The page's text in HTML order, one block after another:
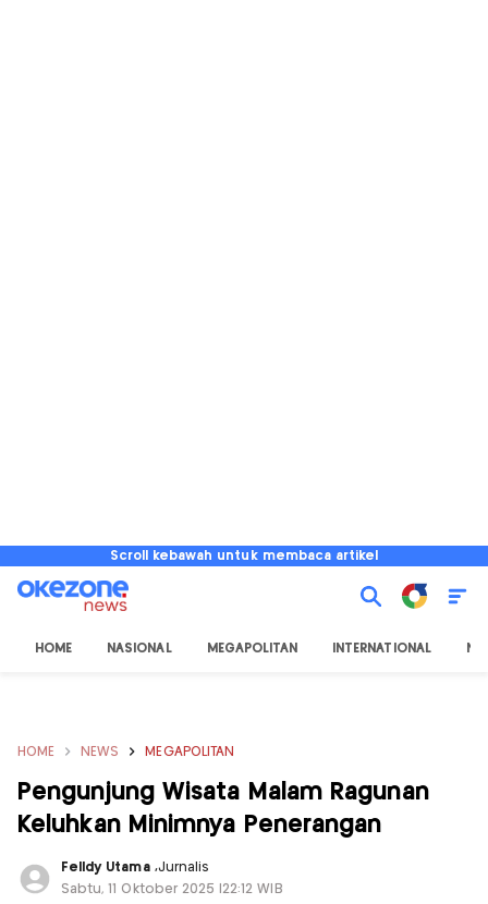
Scroll kebawah untuk membaca artikel
HOME NASIONAL MEGAPOLITAN INTERNATIONAL
HOME NEWS MEGAPOLITAN
Pengunjung Wisata Malam Ragunan
Keluhkan Minimnya Penerangan
Felldy Utama ,Jurnalis
Sabtu, 11 Oktober 2025 |22:12 WIB